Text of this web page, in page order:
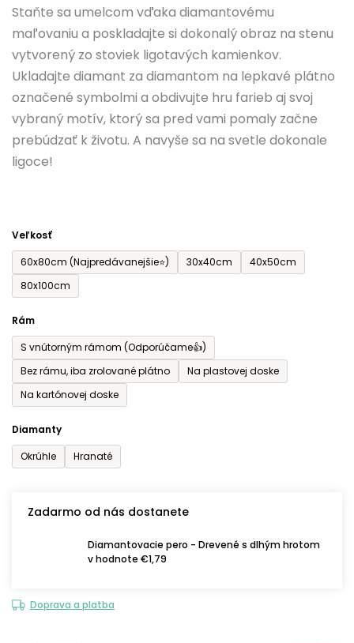
Staňte sa umelcom vďaka diamantovému
maľovaniu a poskladajte si dokonalý obraz na stenu
vytvorený zo stoviek ligotavých kamienkov.
Ukladajte diamant za diamantom na lepkavé plátno
označené symbolmi a obdivujte hru farieb aj svoj
vybraný motív, ktorý sa pred vami pomaly začne
prebúdzať k životu. A navyše sa na svetle dokonale
ligoce!
Veľkosť
60x80cm (Najpredávanejšie⭐)
30x40cm
40x50cm
80x100cm
Rám
S vnútorným rámom (Odporúčame👍)
Bez rámu, iba zrolované plátno
Na plastovej doske
Na kartónovej doske
Diamanty
Okrúhle
Hranaté
Zadarmo od nás dostanete
Diamantovacie pero - Drevené s dlhým hrotom
v hodnote €1,79
Doprava a platba
z
5
hviezdičiek.